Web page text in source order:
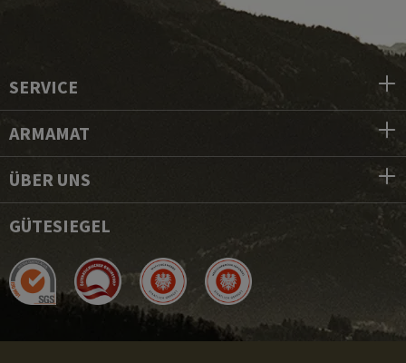
SERVICE
ARMAMAT
ÜBER UNS
GÜTESIEGEL